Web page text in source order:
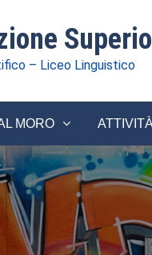
– Liceo Linguistico
MORO